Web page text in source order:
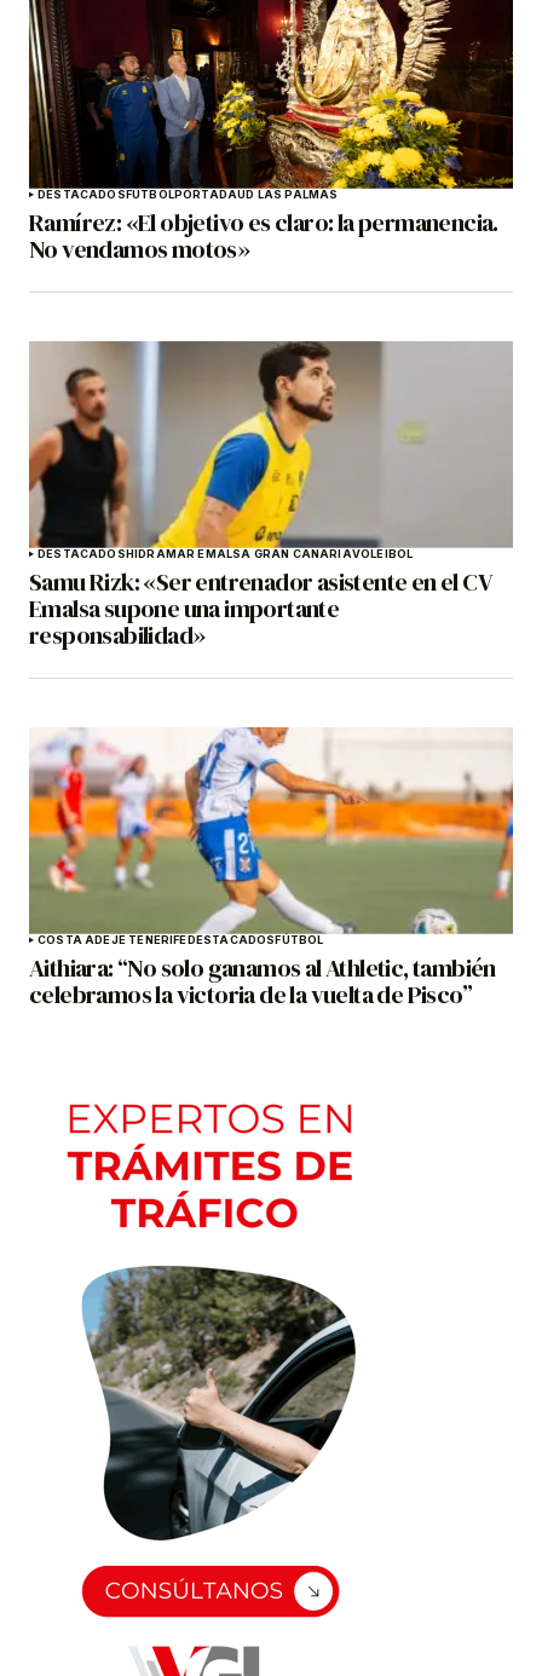
DESTACADOSFÚTBOLPORTADAUD LAS PALMAS
Ramírez: «El objetivo es claro: la permanencia.
No vendamos motos»
DESTACADOSHIDRAMAR EMALSA GRAN CANARIAVOLEIBOL
Samu Rizk: «Ser entrenador asistente en el CV
Emalsa supone una importante
responsabilidad»
COSTA ADEJE TENERIFEDESTACADOSFÚTBOL
Aithiara: “No solo ganamos al Athletic, también
celebramos la victoria de la vuelta de Pisco”